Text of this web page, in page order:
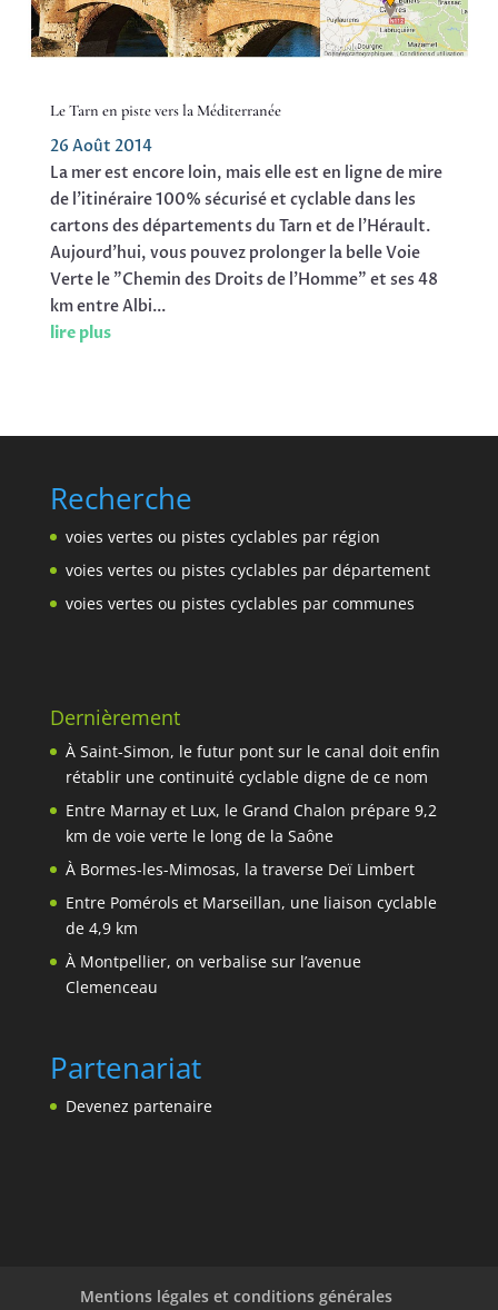
Le Tarn en piste vers la Méditerranée
26 Août 2014
La mer est encore loin, mais elle est en ligne de mire
de l'itinéraire 100% sécurisé et cyclable dans les
cartons des départements du Tarn et de l'Hérault.
Aujourd'hui, vous pouvez prolonger la belle Voie
Verte le "Chemin des Droits de l’Homme" et ses 48
km entre Albi...
lire plus
Recherche
voies vertes ou pistes cyclables par région
voies vertes ou pistes cyclables par département
voies vertes ou pistes cyclables par communes
Dernièrement
À Saint-Simon, le futur pont sur le canal doit enfin
rétablir une continuité cyclable digne de ce nom
Entre Marnay et Lux, le Grand Chalon prépare 9,2
km de voie verte le long de la Saône
À Bormes-les-Mimosas, la traverse Deï Limbert
Entre Pomérols et Marseillan, une liaison cyclable
de 4,9 km
À Montpellier, on verbalise sur l’avenue
Clemenceau
Partenariat
Devenez partenaire
Mentions légales et conditions générales